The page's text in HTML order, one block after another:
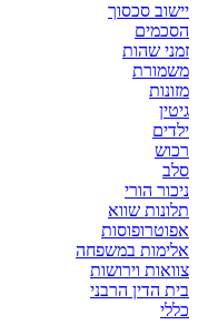
יישוב סכסוך
הסכמים
זמני שהות
משמורת
מזונות
גיטין
ילדים
רכוש
סלב
ניכור הורי
תלונות שווא
אפוטרופוסות
אלימות במשפחה
צוואות וירושות
בית הדין הרבני
כללי